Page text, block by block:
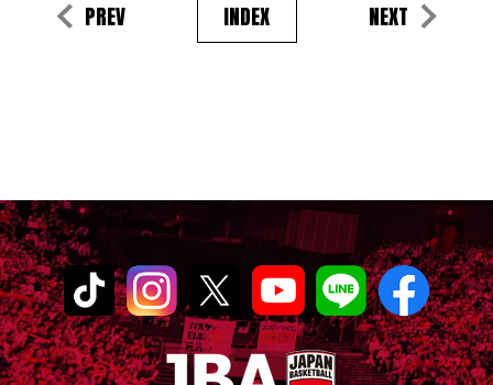
PREV INDEX NEXT